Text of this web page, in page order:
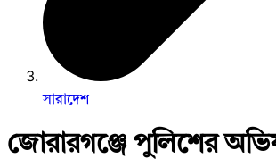
সারাদেশ
জোরারগঞ্জে পুলিশের